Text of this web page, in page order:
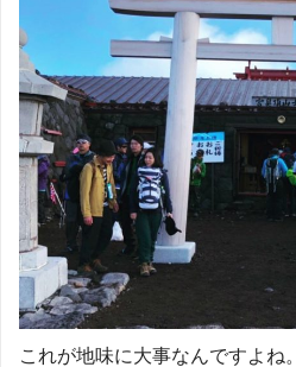
これが地味に大事なんですよね。